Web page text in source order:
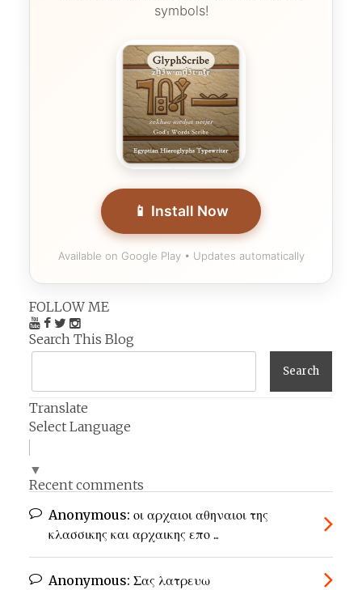
symbols!
📱 Install Now
Available on Google Play • Updates automatically
FOLLOW ME
Search This Blog
Translate
Select Language
▼
Recent comments
Anonymous: οι αρχαιοι αθηναιοι της
κλασσικης και αρχαικης επο ...
Anonymous: Σας λατρευω